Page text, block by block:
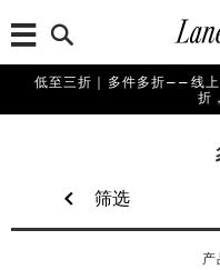
低至三折｜多件多折——线
折
筛选